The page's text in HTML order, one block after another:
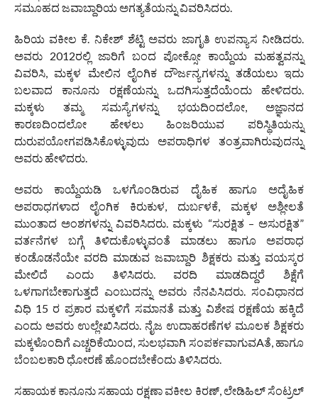
ಸಮೂಹದ ಜವಾಬ್ದಾರಿಯ ಅಗತ್ಯತೆಯನ್ನು ವಿವರಿಸಿದರು.
ಹಿರಿಯ ವಕೀಲ ಕೆ. ನಿಕೇಶ್ ಶೆಟ್ಟಿ ಅವರು ಜಾಗೃತಿ ಉಪನ್ಯಾಸ ನೀಡಿದರು.
ಅವರು 2012ರಲ್ಲಿ ಜಾರಿಗೆ ಬಂದ ಪೋಕ್ಸೋ ಕಾಯ್ದೆಯ ಮಹತ್ವವನ್ನು
ವಿವರಿಸಿ, ಮಕ್ಕಳ ಮೇಲಿನ ಲೈಂಗಿಕ ದೌರ್ಜನ್ಯಗಳನ್ನು ತಡೆಯಲು ಇದು
ಬಲವಾದ ಕಾನೂನು ರಕ್ಷಣೆಯನ್ನು ಒದಗಿಸುತ್ತದೆಯೆಂದು ಹೇಳಿದರು.
ಮಕ್ಕಳು ತಮ್ಮ ಸಮಸ್ಯೆಗಳನ್ನು ಭಯದಿಂದಲೋ, ಅಜ್ಞಾನದ
ಕಾರಣದಿಂದಲೋ ಹೇಳಲು ಹಿಂಜರಿಯುವ ಪರಿಸ್ಥಿತಿಯನ್ನು
ದುರುಪಯೋಗಪಡಿಸಿಕೊಳ್ಳುವುದು ಅಪರಾಧಿಗಳ ತಂತ್ರವಾಗಿರುವುದನ್ನು
ಅವರು ಹೇಳಿದರು.
ಅವರು ಕಾಯ್ದೆಯಡಿ ಒಳಗೊಂಡಿರುವ ದೈಹಿಕ ಹಾಗೂ ಅದೈಹಿಕ
ಅಪರಾಧಗಳಾದ ಲೈಂಗಿಕ ಕಿರುಕುಳ, ದುರ್ಬಳಕೆ, ಮಕ್ಕಳ ಅಶ್ಲೀಲತೆ
ಮುಂತಾದ ಅಂಶಗಳನ್ನು ವಿವರಿಸಿದರು. ಮಕ್ಕಳು “ಸುರಕ್ಷಿತ – ಅಸುರಕ್ಷಿತ”
ವರ್ತನೆಗಳ ಬಗ್ಗೆ ತಿಳಿದುಕೊಳ್ಳುವಂತೆ ಮಾಡಲು ಹಾಗೂ ಅಪರಾಧ
ಕಂಡೊಡನೆಯೇ ವರದಿ ಮಾಡುವ ಜವಾಬ್ದಾರಿ ಶಿಕ್ಷಕರು ಮತ್ತು ವಯಸ್ಕರ
ಮೇಲಿದೆ ಎಂದು ತಿಳಿಸಿದರು. ವರದಿ ಮಾಡದಿದ್ದರೆ ಶಿಕ್ಷೆಗೆ
ಒಳಗಾಗಬೇಕಾಗುತ್ತದೆ ಎಂಬುದನ್ನು ಅವರು ನೆನಪಿಸಿದರು. ಸಂವಿಧಾನದ
ವಿಧಿ 15 ರ ಪ್ರಕಾರ ಮಕ್ಕಳಿಗೆ ಸಮಾನತೆ ಮತ್ತು ವಿಶೇಷ ರಕ್ಷಣೆಯ ಹಕ್ಕಿದೆ
ಎಂದು ಅವರು ಉಲ್ಲೇಖಿಸಿದರು. ನೈಜ ಉದಾಹರಣೆಗಳ ಮೂಲಕ ಶಿಕ್ಷಕರು
ಮಕ್ಕಳೊಂದಿಗೆ ಎಚ್ಚರಿಕೆಯಿಂದ, ಸುಲಭವಾಗಿ ಸಂಪರ್ಕವಾಗುವAತೆ, ಹಾಗೂ
ಬೆಂಬಲಕಾರಿ ಧೋರಣೆ ಹೊಂದಬೇಕೆಂದು ತಿಳಿಸಿದರು.
ಸಹಾಯಕ ಕಾನೂನು ಸಹಾಯ ರಕ್ಷಣಾ ವಕೀಲ ಕಿರಣ್, ಲೇಡಿಹಿಲ್ ಸೆಂಟ್ರಲ್